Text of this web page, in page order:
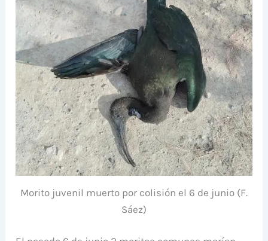
Morito juvenil muerto por colisión el 6 de junio (F.
Sáez)